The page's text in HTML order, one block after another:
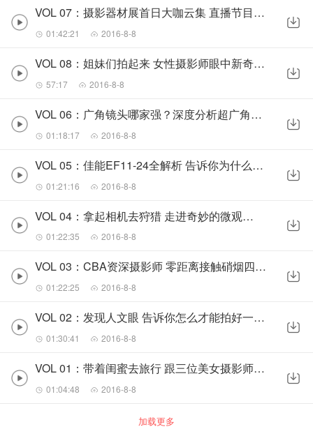
VOL 07：摄影器材展首日大咖云集 直播节目让你一次听个够
01:42:21 2016-8-8
VOL 08：姐妹们拍起来 女性摄影师眼中新奇实用的摄影装备
57:17 2016-8-8
VOL 06：广角镜头哪家强？深度分析超广角镜头的行业趋势
01:18:17 2016-8-8
VOL 05：佳能EF11-24全解析 告诉你为什么一个镜头比相机还要贵
01:21:16 2016-8-8
VOL 04：拿起相机去狩猎 走进奇妙的微观生态世界
01:22:35 2016-8-8
VOL 03：CBA资深摄影师 零距离接触硝烟四起的CBA战场
01:22:25 2016-8-8
VOL 02：发现人文眼 告诉你怎么才能拍好一张人文摄影作品
01:30:41 2016-8-8
VOL 01：带着闺蜜去旅行 跟三位美女摄影师聊一聊旅行的故事
01:04:48 2016-8-8
加载更多